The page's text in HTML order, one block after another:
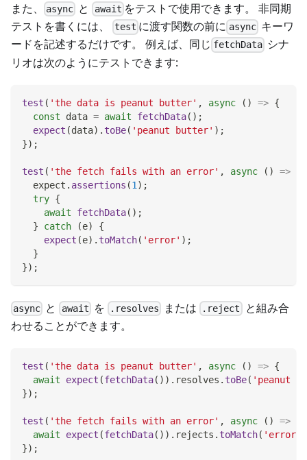
また、 async と await をテストで使用できます。 非同期
テストを書くには、
test に渡す関数の前に asyncキーワ
ードを記述するだけです。 例えば、同じ fetchData シナ
リオは次のようにテストできます:
test ( 'the data is peanut butter' , async ( ) => {
const data = await fetchData( ) ;
expect (data) . toBe( 'peanut butter' ) ;
}) ;
test ( 'the fetch fails with an error' , async ( ) =>
  expect
. assertions (1 ) ;
try {
await
fetchData( ) ;
}
catch (e)
{
expect (e) . toMatch( 'error' ) ;
}
}) ;
async と await を .resolves または .reject と組み合
わせることができます。
test ( 'the data is peanut butter' , async ( ) => {
await
expect (fetchData( ) ) . resolves . toBe( 'peanut
}) ;
test ( 'the fetch fails with an error' , async ( ) =>
await
expect (fetchData( ) ) . rejects . toMatch( 'error'
}) ;